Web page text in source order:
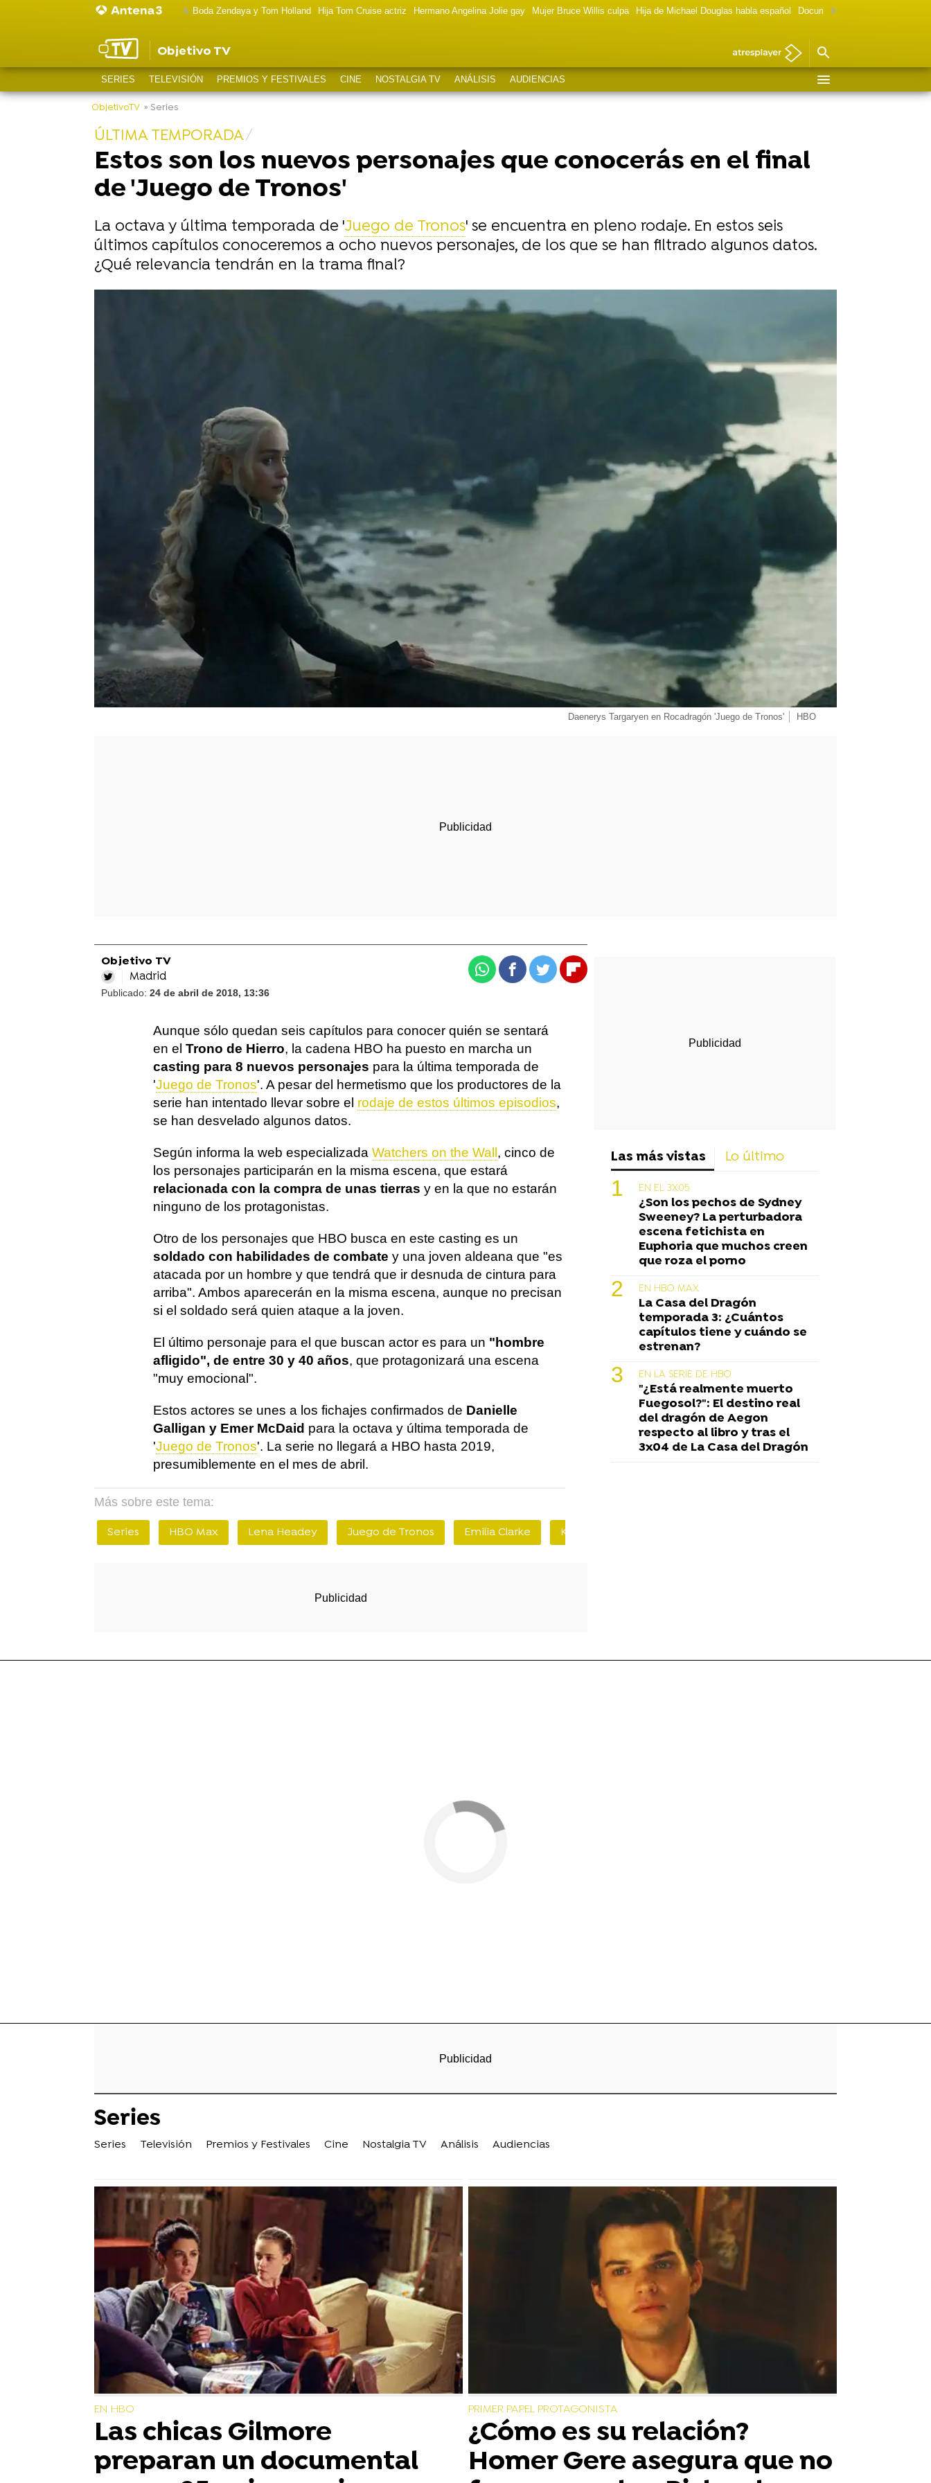
Boda Zendaya y Tom Holland Hija Tom Cruise actriz Hermano Angelina Jolie gay Mujer Bruce Willis culpa Hija de Michael Douglas habla español Documental Las chicas Gilmore
Objetivo TV
SERIES TELEVISIÓN PREMIOS Y FESTIVALES CINE NOSTALGIA TV ANÁLISIS AUDIENCIAS
ObjetivoTV » Series
ÚLTIMA TEMPORADA
Estos son los nuevos personajes que conocerás en el final
de 'Juego de Tronos'
La octava y última temporada de 'Juego de Tronos' se encuentra en pleno rodaje. En estos seis
últimos capítulos conoceremos a ocho nuevos personajes, de los que se han filtrado algunos datos.
¿Qué relevancia tendrán en la trama final?
-
Daenerys Targaryen en Rocadragón 'Juego de Tronos' HBO
Objetivo TV
Madrid
Publicado: 24 de abril de 2018, 13:36
WhatsappFacebook
TwitterFlipboard
Aunque sólo quedan seis capítulos para conocer quién se sentará
en el Trono de Hierro, la cadena HBO ha puesto en marcha un
casting para 8 nuevos personajes para la última temporada de
'Juego de Tronos'. A pesar del hermetismo que los productores de la
serie han intentado llevar sobre el rodaje de estos últimos episodios,
se han desvelado algunos datos.
Según informa la web especializada Watchers on the Wall , cinco de
los personajes participarán en la misma escena, que estará
relacionada con la compra de unas tierras y en la que no estarán
ninguno de los protagonistas.
Otro de los personajes que HBO busca en este casting es un
soldado con habilidades de combate y una joven aldeana que "es
atacada por un hombre y que tendrá que ir desnuda de cintura para
arriba". Ambos aparecerán en la misma escena, aunque no precisan
si el soldado será quien ataque a la joven.
El último personaje para el que buscan actor es para un "hombre
afligido", de entre 30 y 40 años, que protagonizará una escena
"muy emocional".
Estos actores se unes a los fichajes confirmados de Danielle
Galligan y Emer McDaid para la octava y última temporada de
'Juego de Tronos'. La serie no llegará a HBO hasta 2019,
presumiblemente en el mes de abril.
Más sobre este tema:
Series HBO Max Lena Headey Juego de Tronos Emilia Clarke Kit Harington
Las más vistas Lo último
EN EL 3X05
¿Son los pechos de Sydney
Sweeney? La perturbadora
escena fetichista en
Euphoria que muchos creen
que roza el porno
EN HBO MAX
La Casa del Dragón
temporada 3: ¿Cuántos
capítulos tiene y cuándo se
estrenan?
EN LA SERIE DE HBO
"¿Está realmente muerto
Fuegosol?": El destino real
del dragón de Aegon
respecto al libro y tras el
3x04 de La Casa del Dragón
Series
Series Televisión Premios y Festivales Cine Nostalgia TV Análisis Audiencias
EN HBO
Las chicas Gilmore
preparan un documental
PRIMER PAPEL PROTAGONISTA
¿Cómo es su relación?
Homer Gere asegura que no